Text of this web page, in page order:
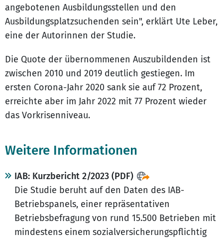
angebotenen Ausbildungsstellen und den
Ausbildungsplatzsuchenden sein", erklärt Ute Leber,
eine der Autorinnen der Studie.
Die Quote der übernommenen Auszubildenden ist
zwischen 2010 und 2019 deutlich gestiegen. Im
ersten Corona-Jahr 2020 sank sie auf 72 Prozent,
erreichte aber im Jahr 2022 mit 77 Prozent wieder
das Vorkrisenniveau.
Weitere Informationen
IAB: Kurzbericht 2/2023 (PDF)
Die Studie beruht auf den Daten des IAB-
Betriebspanels, einer repräsentativen
Betriebsbefragung von rund 15.500 Betrieben mit
mindestens einem sozialversicherungspflichtig